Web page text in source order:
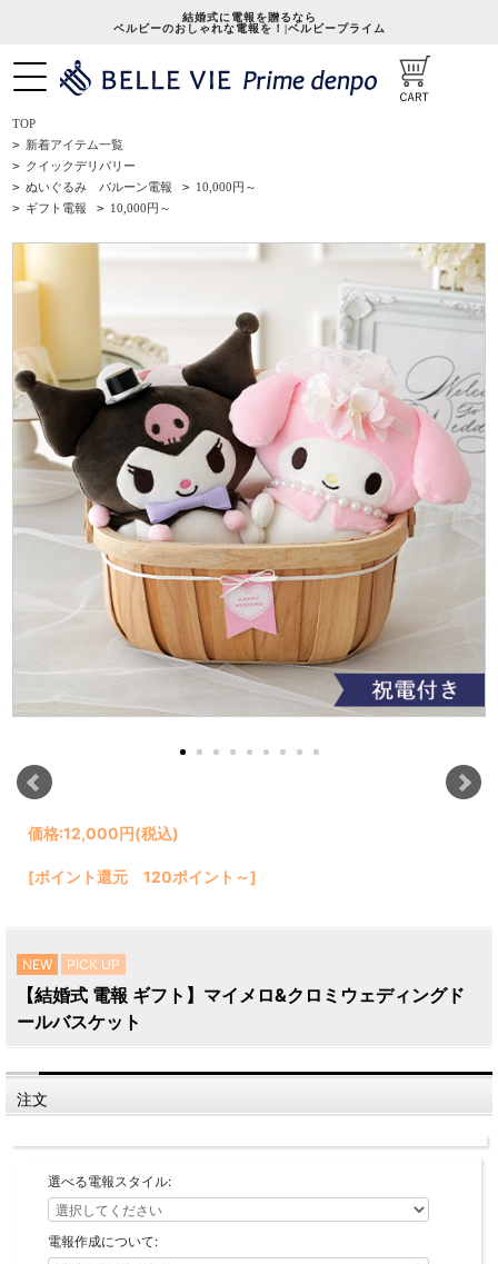
結婚式に電報を贈るなら
ベルビーのおしゃれな電報を！|ベルビープライム
TOP
> 新着アイテム一覧
> クイックデリバリー
> ぬいぐるみ バルーン電報 > 10,000円～
> ギフト電報 > 10,000円～
価格:12,000円(税込)
[ポイント還元 120ポイント～]
NEW PICK UP
【結婚式 電報 ギフト】マイメロ&クロミウェディングド
ールバスケット
注文
選べる電報スタイル:
電報作成について: